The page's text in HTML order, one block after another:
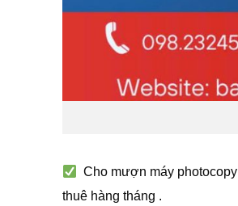
Cho mượn máy
thuê hàng tháng .